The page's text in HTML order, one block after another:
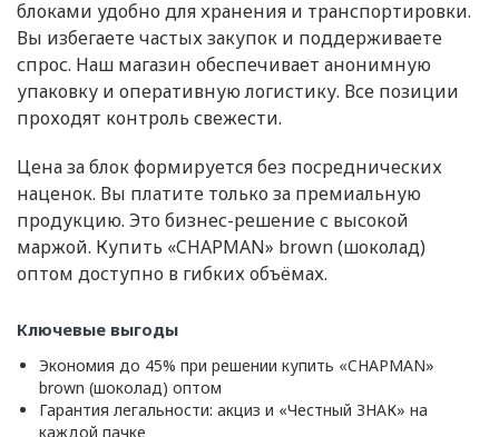
блоками удобно для хранения и транспортировки.
Вы избегаете частых закупок и поддерживаете
спрос. Наш магазин обеспечивает анонимную
упаковку и оперативную логистику. Все позиции
проходят контроль свежести.
Цена за блок формируется без посреднических
наценок. Вы платите только за премиальную
продукцию. Это бизнес-решение с высокой
маржой. Купить «CHAPMAN» brown (шоколад)
оптом доступно в гибких объёмах.
Ключевые выгоды
Экономия до 45% при решении купить «CHAPMAN»
brown (шоколад) оптом
Гарантия легальности: акциз и «Честный ЗНАК» на
каждой пачке